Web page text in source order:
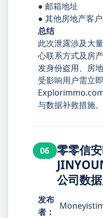
● 邮箱地址
● 其他房地产客
总结
此次泄露涉及大
心联系方式及房
发身份盗用、房
受影响用户需立
与数据补救措施。
06
零零信
公司数
发布
者：